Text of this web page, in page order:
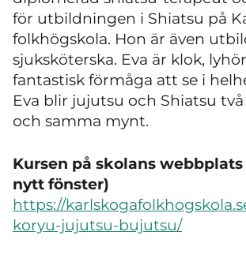
för utbildningen i Shiatsu på
folkhögskola. Hon är även
sjuksköterska. Eva är klok,
fantastisk förmåga att se i
Eva blir jujutsu och Shiatsu
och samma mynt.
Kursen på skolans webbplats
nytt fönster)
https://
koryu-jujutsu-bujutsu/